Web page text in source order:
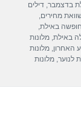
בדצמבר,דילים
מחירים,
חופשה באילת,
באילת,מלונות
האחרון,מלונות
לנוער,מלונות